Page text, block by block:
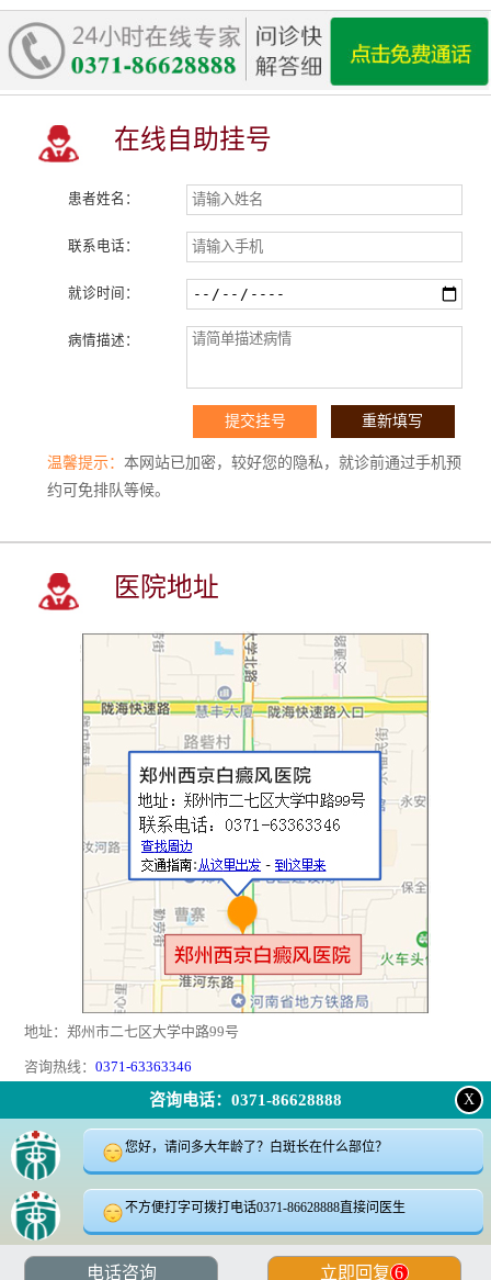
在线自助挂号
患者姓名：
联系电话：
就诊时间：
病情描述：
温馨提示：本网站已加密，较好您的隐私，就诊前通过手机预
约可免排队等候。
医院地址
地址：郑州市二七区大学中路99号
咨询热线：0371-63363346
返回顶部|在线问诊|电话咨询|来院路线
24小时咨询电话:0371-63363346
咨询微信:18339905623
咨询电话：0371-86628888 X
您好，请问多大年龄了？白斑长在什么部位？
不方便打字可拨打电话0371-86628888直接问医生
电话咨询 立即回复 6